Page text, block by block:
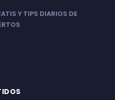
Y TIPS DIARIOS DE